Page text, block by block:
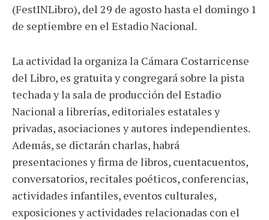
(FestINLibro), del 29 de agosto hasta el domingo 1
de septiembre en el Estadio Nacional.
La actividad la organiza la Cámara Costarricense
del Libro, es gratuita y congregará sobre la pista
techada y la sala de producción del Estadio
Nacional a librerías, editoriales estatales y
privadas, asociaciones y autores independientes.
Además, se dictarán charlas, habrá
presentaciones y firma de libros, cuentacuentos,
conversatorios, recitales poéticos, conferencias,
actividades infantiles, eventos culturales,
exposiciones y actividades relacionadas con el